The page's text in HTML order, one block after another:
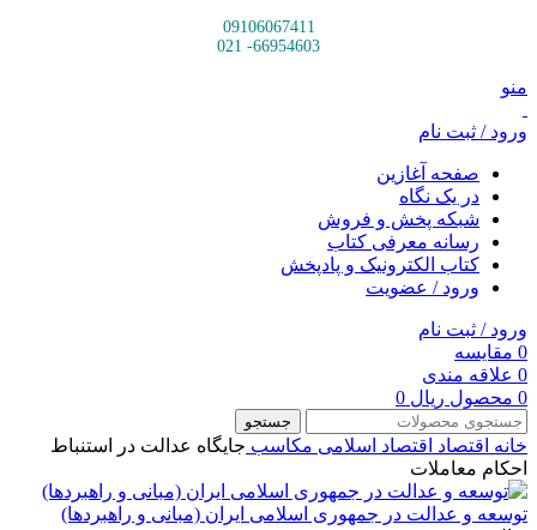
09106067411
66954603- 021
منو
ورود / ثبت نام
صفحه آغازین
در یک نگاه
شبکه پخش و فروش
رسانه معرفی کتاب
کتاب الکترونیک و پادپخش
ورود / عضویت
ورود / ثبت نام
0 مقایسه
0 علاقه مندی
0 محصول ریال
جستجو
خانه اقتصاد اقتصاد اسلامی مکاسب جایگاه عدالت در استنباط
احکام معاملات
توسعه و عدالت در جمهوری اسلامی ایران (مبانی و راهبردها)